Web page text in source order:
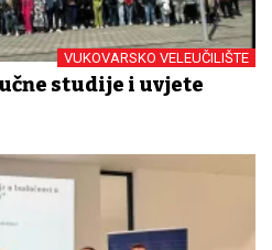
VUKOVARSKO VELEUČILIŠTE
studije i uvjete